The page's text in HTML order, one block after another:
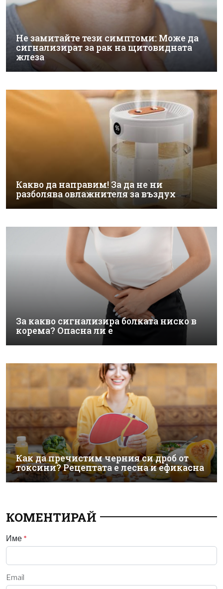
Не замитайте тези симптоми: Може да
сигнализират за рак на щитовидната
жлеза
Какво да направим! За да не ни
разболява овлажнителя за въздух
За какво сигнализира болката ниско в
корема? Опасна ли е
Как да пречистим черния си дроб от
токсини? Рецептата е лесна и ефикасна
КОМЕНТИРАЙ
Име *
Email